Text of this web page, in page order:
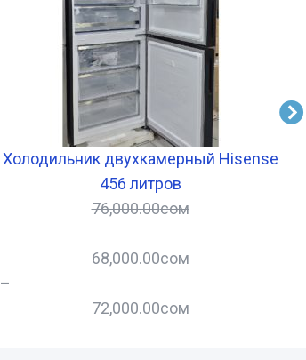
Холодильник двухкамерный Hisense
456 литров
76,000.00сом
68,000.00сом
–
72,000.00сом